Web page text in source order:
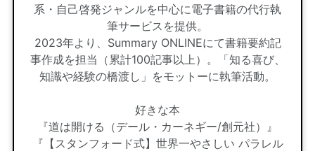
系・自己啓発ジャンルを中心に電子書籍の代行執
筆サービスを提供。
2023年より、Summary ONLINEにて書籍要約記
事作成を担当（累計100記事以上）。「知る喜び、
知識や経験の橋渡し」をモットーに執筆活動。
好きな本
『道は開ける（デール・カーネギー/創元社）』
『【スタンフォード式】世界一やさしい パラレル